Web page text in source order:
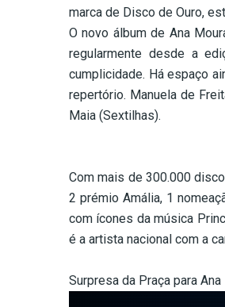
marca de Disco de Ouro,
O novo álbum de Ana
regularmente desde a
cumplicidade. Há espaço
repertório. Manuela de
Maia (Sextilhas).
Com mais de 300.000
2 prémio Amália, 1
com ícones da música
é a artista nacional com a
Surpresa da Praça para Ana